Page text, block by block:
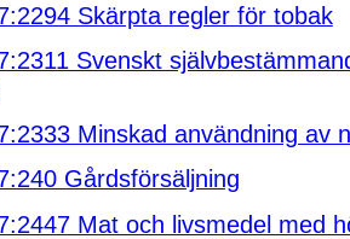
Skärpta regler för tobak
Svenskt
Minskad användning av
Gårdsförsäljning
Mat och livsmedel med